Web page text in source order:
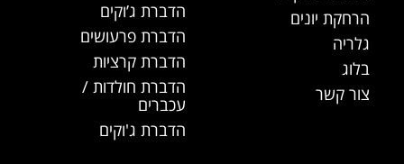
הרחקת יונים
גלריה
בלוג
צור קשר
הדברת ג’וקים
הדברת פרעושים
הדברת קרציות
הדברת חולדות /
עכברים
הדברת ג'וקים